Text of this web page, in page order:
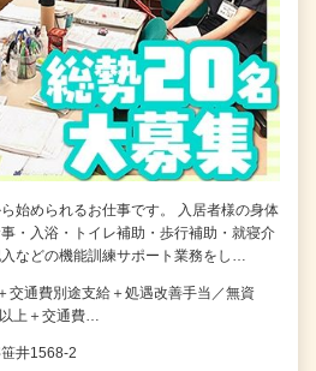
始められるお仕事です。 入居者様の身体
・入浴・トイレ補助・歩行補助・就寝介
などの機能訓練サポート業務をし…
交通費別途支給＋処遇改善手当／無資
上＋交通費…
井1568-2